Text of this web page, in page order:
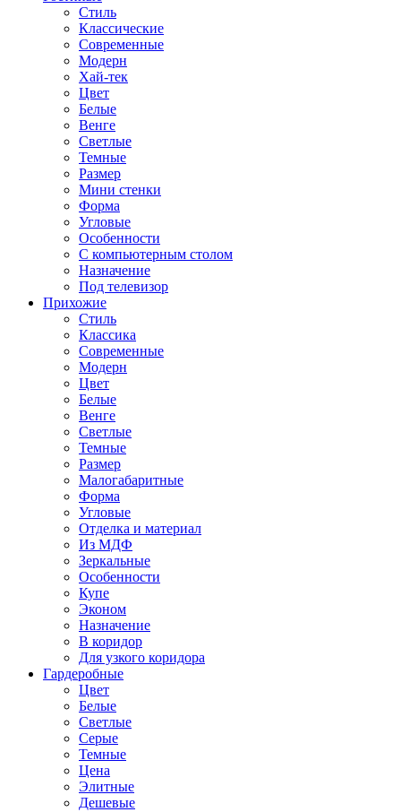
Стиль
Классические
Современные
Модерн
Хай-тек
Цвет
Белые
Венге
Светлые
Темные
Размер
Мини стенки
Форма
Угловые
Особенности
С компьютерным столом
Назначение
Под телевизор
Прихожие
Стиль
Классика
Современные
Модерн
Цвет
Белые
Венге
Светлые
Темные
Размер
Малогабаритные
Форма
Угловые
Отделка и материал
Из МДФ
Зеркальные
Особенности
Купе
Эконом
Назначение
В коридор
Для узкого коридора
Гардеробные
Цвет
Белые
Светлые
Серые
Темные
Цена
Элитные
Дешевые